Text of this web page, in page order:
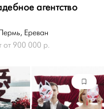
агентство
, Ереван
от 900 000 р.